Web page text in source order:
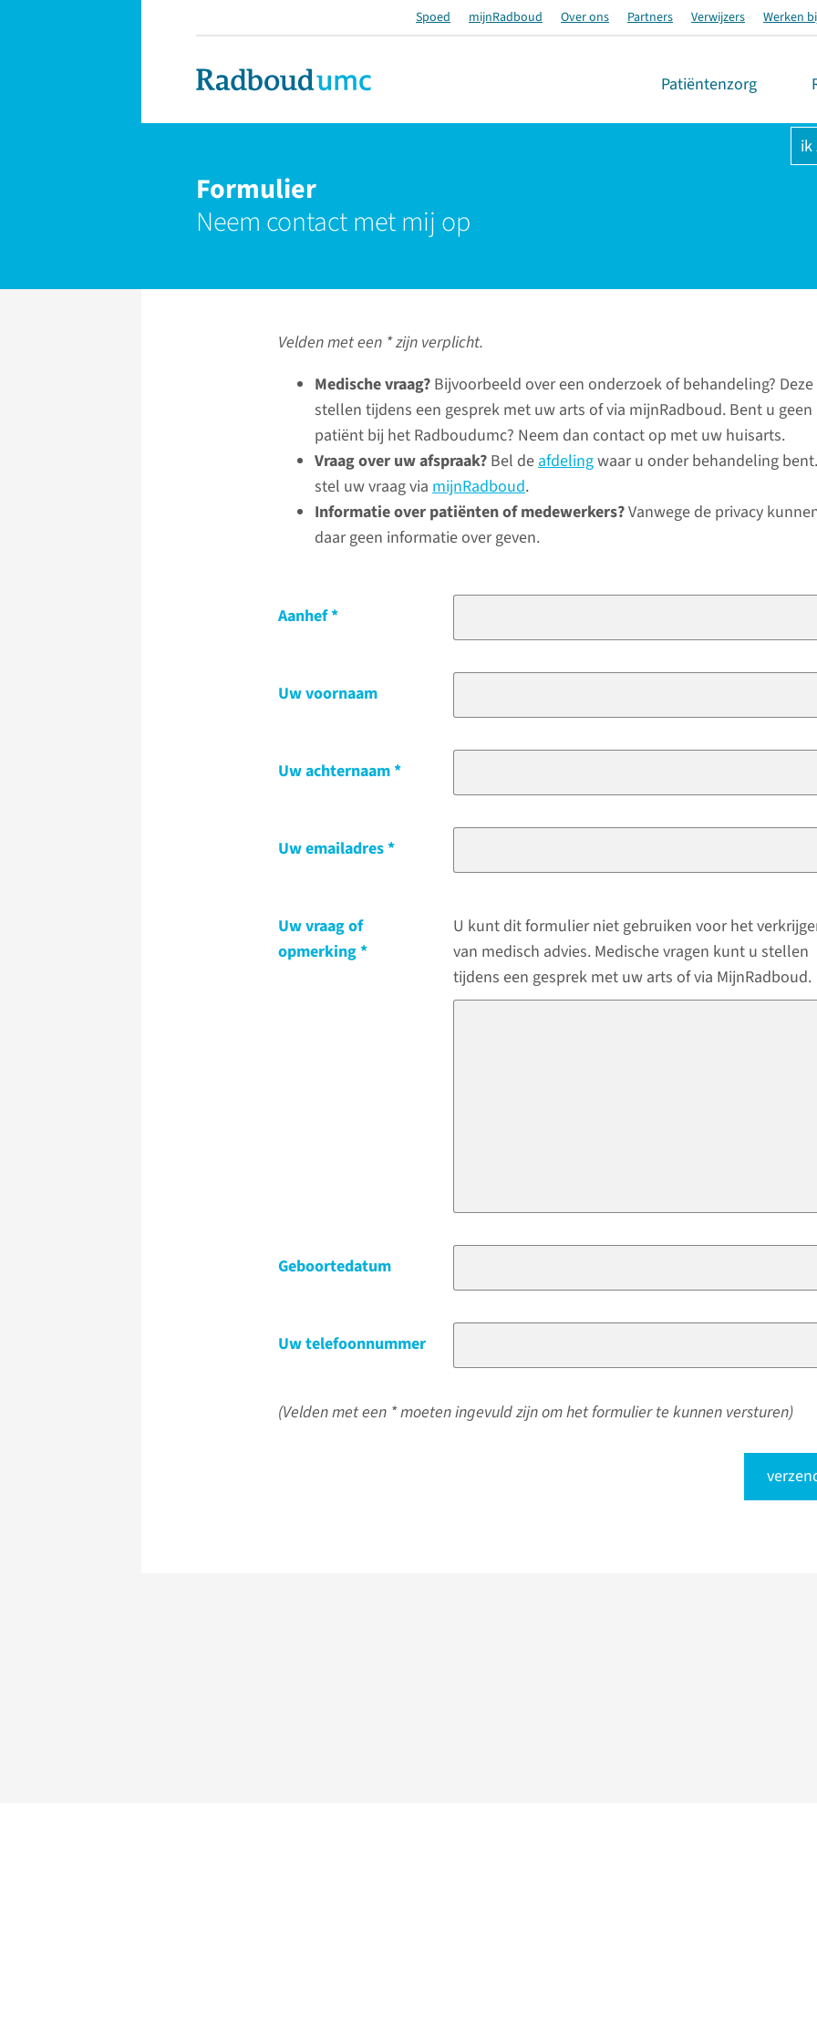
Spoed mijnRadboud Over ons Partners Verwijzers Werken
Patiëntenzorg
ik
Formulier
Neem contact met mij op
Velden met een * zijn verplicht.
Medische vraag? Bijvoorbeeld over een onderzoek of behandeling?
stellen tijdens een gesprek met uw arts of via mijnRadboud. Bent u geen
patiënt bij het Radboudumc? Neem dan contact op met uw huisarts.
Vraag over uw afspraak? Bel deafdelingwaar u onder behandeling
stel uw vraag via mijnRadboud.
Informatie over patiënten of medewerkers?Vanwege de privacy
daar geen informatie over geven.
Aanhef
Uw voornaam
Uw achternaam
Uw emailadres
Uw vraag of
opmerking
U kunt dit formulier niet gebruiken voor het
van medisch advies. Medische vragen kunt u stellen
tijdens een gesprek met uw arts of via MijnRadboud.
Geboortedatum
Uw telefoonnummer
(Velden met een * moeten ingevuld zijn om het formulier te kunnen versturen)